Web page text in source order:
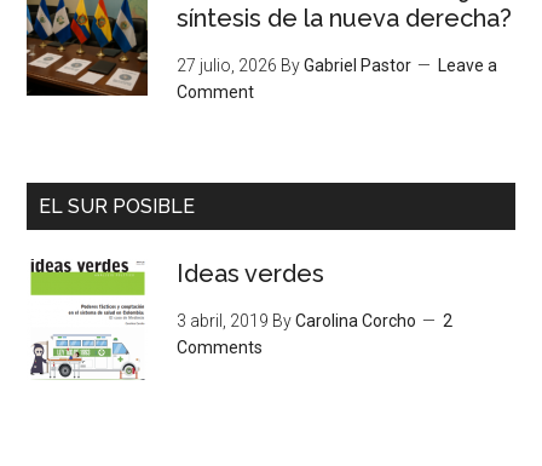
síntesis de la nueva derecha?
27 julio, 2026 ByGabriel Pastor
Leave a
Comment
EL SUR POSIBLE
Ideas verdes
3 abril, 2019 ByCarolina Corcho
2
Comments